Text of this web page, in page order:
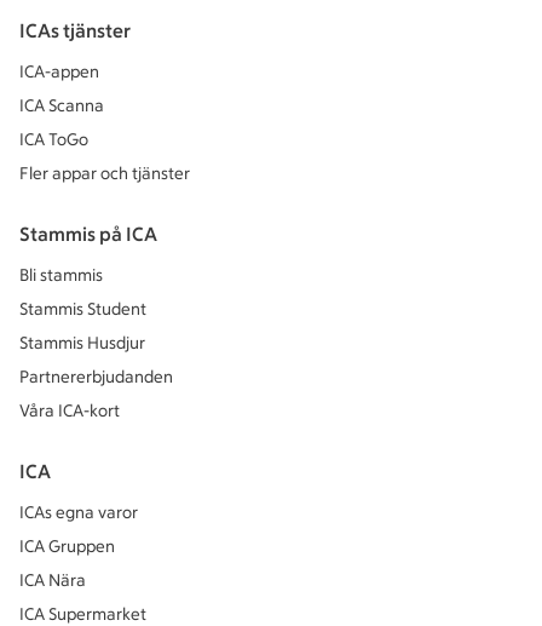
ICAs tjänster
ICA-appen
ICA Scanna
ICA ToGo
Fler appar och tjänster
Stammis på ICA
Bli stammis
Stammis Student
Stammis Husdjur
Partnererbjudanden
Våra ICA-kort
ICA
ICAs egna varor
ICA Gruppen
ICA Nära
ICA Supermarket